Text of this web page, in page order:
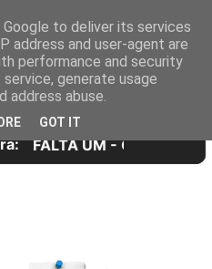
to deliver its services
address and user-agent are
performance and security
generate usage
abuse.
GOT IT